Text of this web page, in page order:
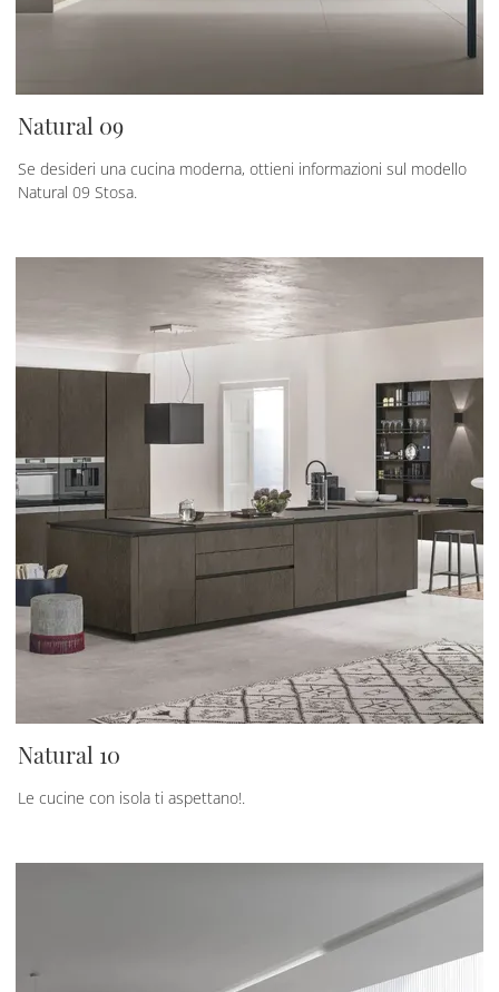
Natural 09
Se desideri una cucina moderna, ottieni informazioni sul modello
Natural 09 Stosa.
Natural 10
Le cucine con isola ti aspettano!.